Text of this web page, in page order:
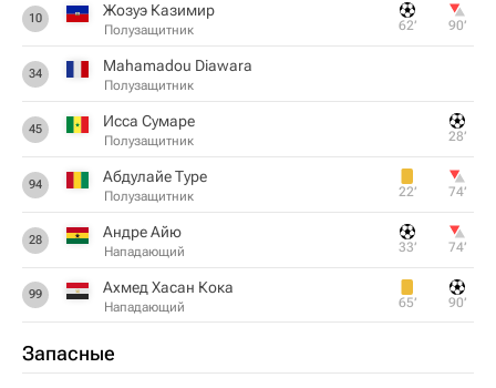
10 Жозуэ Казимир
Полузащитник 62‎’‎ 90‎’‎
34 Mahamadou Diawara
Полузащитник
45 Исса Сумаре
Полузащитник 28‎’‎
94 Абдулайе Туре
Полузащитник 22‎’‎ 74‎’‎
28 Андре Айю
Нападающий 33‎’‎ 74‎’‎
99 Ахмед Хасан Кока
Нападающий 65‎’‎ 90‎’‎
Запасные